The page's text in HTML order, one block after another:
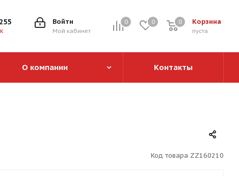
0 0 Корзина
0
пуста
0
Войти
Мой кабинет
О компании Контакты
Код товара ZZ160210